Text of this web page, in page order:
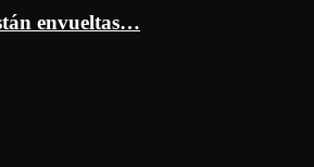
envueltas…